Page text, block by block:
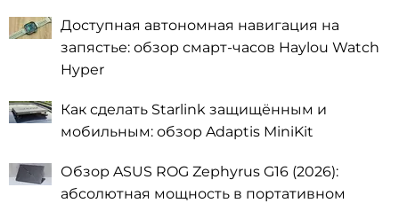
Доступная автономная навигация на
запястье: обзор смарт-часов Haylou Watch
Hyper
Как сделать Starlink защищённым и
мобильным: обзор Adaptis MiniKit
Обзор ASUS ROG Zephyrus G16 (2026):
абсолютная мощность в портативном